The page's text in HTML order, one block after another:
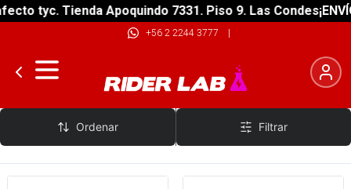
tyc. Tienda Apoquindo 7331. Piso 9. Las Condes
+56 2 2244 3777 |
Crayola
Ordenar Filtrar